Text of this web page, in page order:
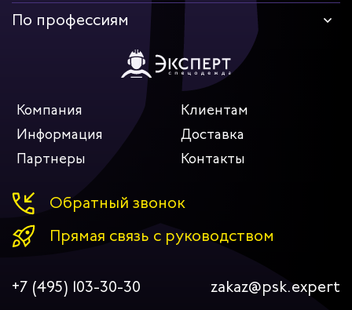
По профессиям
Компания
Клиентам
Информация
Доставка
Партнеры
Контакты
Обратный звонок
Прямая связь с руководством
+7 (495) 103-30-30 zakaz@psk.expert